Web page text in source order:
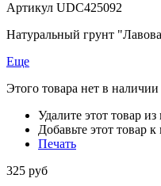
Артикул UDC425092
Натуральный грунт
Еще
Этого товара нет в наличии
Удалите этот товар
Добавьте этот товар
Печать
325 руб